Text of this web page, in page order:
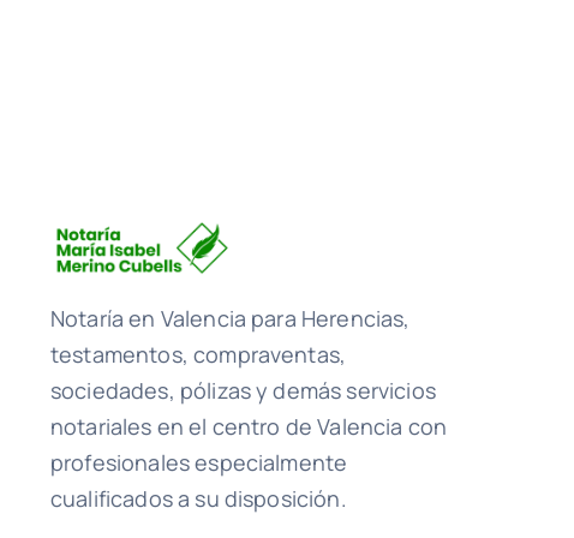
Notaría en Valencia para Herencias,
testamentos, compraventas,
sociedades, pólizas y demás servicios
notariales en el centro de Valencia con
profesionales especialmente
cualificados a su disposición.